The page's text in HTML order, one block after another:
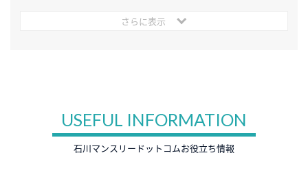
さらに表示
USEFUL INFORMATION
石川マンスリードットコムお役立ち情報